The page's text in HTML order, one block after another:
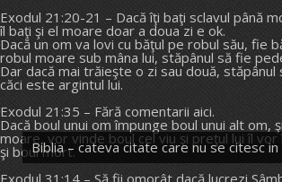
Biblia – cateva citate care nu se citesc
Exodul 21:20-21 – Dacă îţi baţi sclavul până
îl baţi şi el moare doar a doua zi e ok.
Dacă un om va lovi cu băţul pe robul său, fie
robul moare sub mâna lui, stăpânul să fie
Dar dacă mai trăieşte o zi sau două,
căci este argintul lui.
Exodul 21:35 – Fără comentarii aici.
Dacă boul unui om împunge boul unui alt om,
moare, vor vinde boul cel viu şi preţul lui îl
şi boul mort.
Exodul 31:14 – Să fii omorât dacă lucrezi